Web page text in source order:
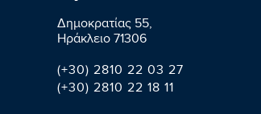
Δημοκρατίας 55,
Ηράκλειο 71306
(+30) 2810 22 03 27
(+30) 2810 22 18 11